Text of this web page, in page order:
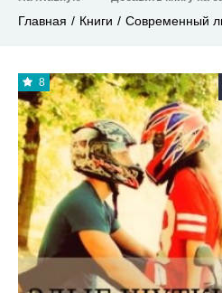
Главная Книги Современный
8